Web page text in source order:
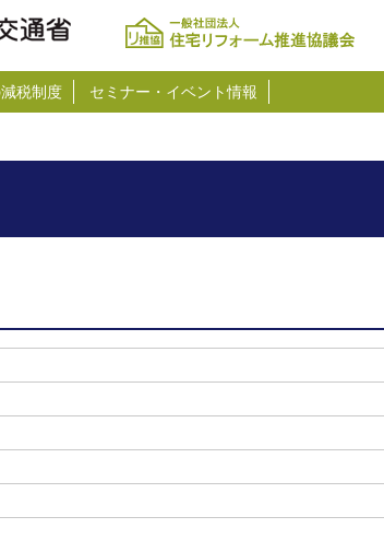
税制度 セミナー・イベント情報